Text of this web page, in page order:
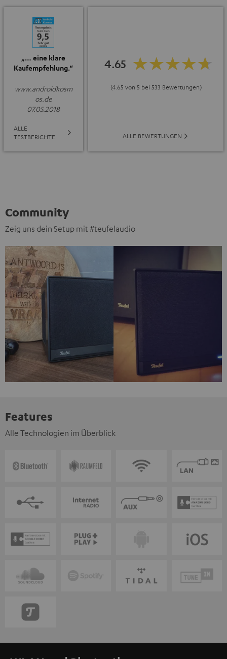
„… eine klare
Kaufempfehlung.“
www.androidkosm
os.de
07.05.2018
ALLE
TESTBERICHTE
4.65
(4.65 von 5 bei 533 Bewertungen)
ALLE BEWERTUNGEN
Community
Zeig uns dein Setup mit #teufelaudio
Features
Alle Technologien im Überblick